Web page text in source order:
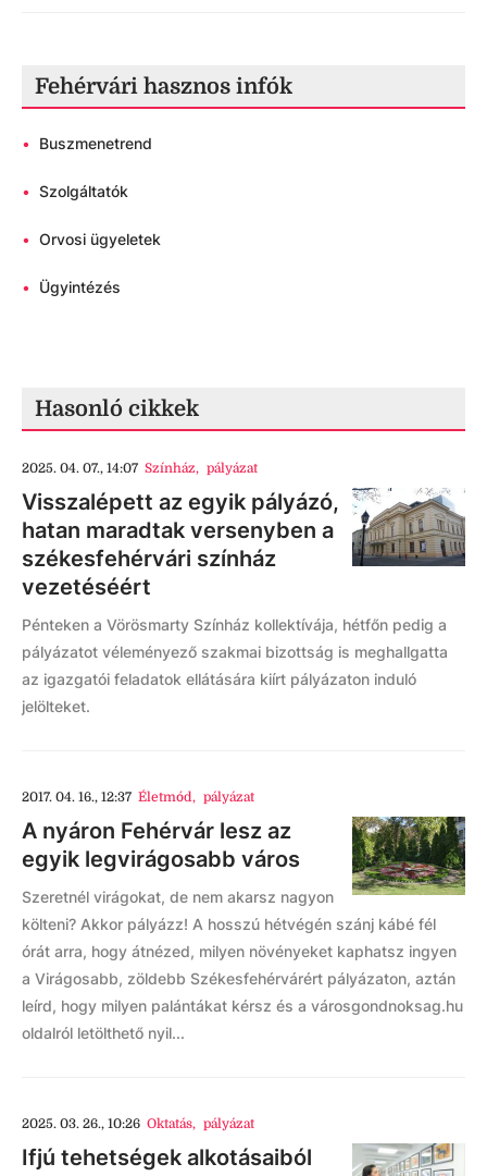
Fehérvári hasznos infók
• Buszmenetrend
• Szolgáltatók
• Orvosi ügyeletek
• Ügyintézés
Hasonló cikkek
2025. 04. 07., 14:07 Színház, pályázat
Visszalépett az egyik pályázó,
hatan maradtak versenyben a
székesfehérvári színház
vezetéséért
Pénteken a Vörösmarty Színház kollektívája, hétfőn pedig a
pályázatot véleményező szakmai bizottság is meghallgatta
az igazgatói feladatok ellátására kiírt pályázaton induló
jelölteket.
2017. 04. 16., 12:37 Életmód, pályázat
A nyáron Fehérvár lesz az
egyik legvirágosabb város
Szeretnél virágokat, de nem akarsz nagyon
költeni? Akkor pályázz! A hosszú hétvégén szánj kábé fél
órát arra, hogy átnézed, milyen növényeket kaphatsz ingyen
a Virágosabb, zöldebb Székesfehérvárért pályázaton, aztán
leírd, hogy milyen palántákat kérsz és a városgondnoksag.hu
oldalról letölthető nyil...
2025. 03. 26., 10:26 Oktatás, pályázat
Ifjú tehetségek alkotásaiból